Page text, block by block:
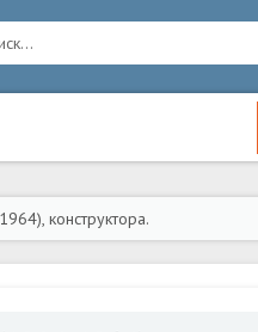
конструктора.